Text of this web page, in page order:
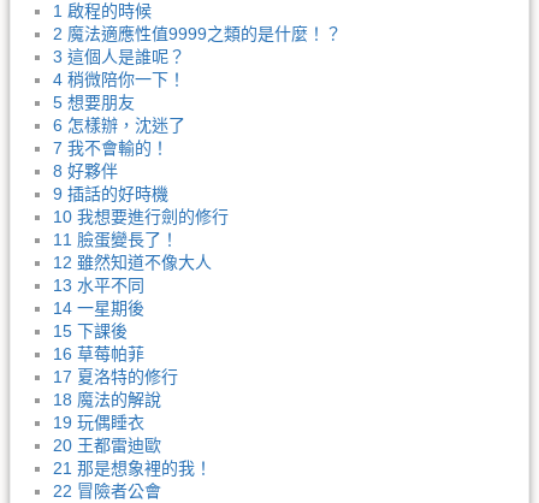
1 啟程的時候
2 魔法適應性值9999之類的是什麼！？
3 這個人是誰呢？
4 稍微陪你一下！
5 想要朋友
6 怎樣辦，沈迷了
7 我不會輸的！
8 好夥伴
9 插話的好時機
10 我想要進行劍的修行
11 臉蛋變長了！
12 雖然知道不像大人
13 水平不同
14 一星期後
15 下課後
16 草莓帕菲
17 夏洛特的修行
18 魔法的解說
19 玩偶睡衣
20 王都雷迪歐
21 那是想象裡的我！
22 冒險者公會